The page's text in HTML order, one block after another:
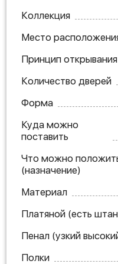
Коллекция
Место
Принцип
Количество дверей
Форма
Куда можно
поставить
Что можно
(назначение)
Материал
Платяной (есть
Пенал (узкий
Полки